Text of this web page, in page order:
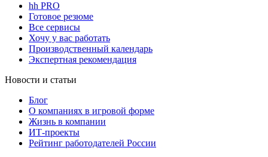
hh PRO
Готовое резюме
Все сервисы
Хочу у вас работать
Производственный календарь
Экспертная рекомендация
Новости и статьи
Блог
О компаниях в игровой форме
Жизнь в компании
ИТ-проекты
Рейтинг работодателей России